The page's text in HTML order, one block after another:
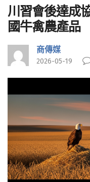
川習會後達成
國牛禽農產品
商傳媒
2026-05-19